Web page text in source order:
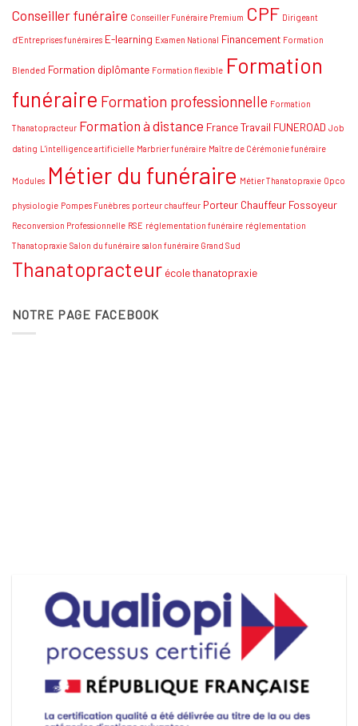
thanatopraxie
Conseils
et
Conseiller funéraire Conseiller Funéraire Premium CPF Dirigeant
d'Entreprises funéraires E-learning Examen National Financement Formation
Blended Formation diplômante Formation flexible Formation
funéraire Formation professionnelle Formation
Thanatopracteur Formation à distance France Travail FUNEROAD Job
dating L'intelligence artificielle Marbrier funéraire Maître de Cérémonie funéraire
Modules Métier du funéraire Métier Thanatopraxie Opco
physiologie Pompes Funèbres porteur chauffeur Porteur Chauffeur Fossoyeur
Reconversion Professionnelle RSE réglementation funéraire réglementation
Thanatopraxie Salon du funéraire salon funéraire Grand Sud
Thanatopracteur école thanatopraxie
NOTRE PAGE FACEBOOK